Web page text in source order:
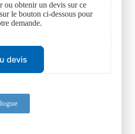
ou obtenir un devis sur ce
le bouton ci-dessous pour
demande.
devis